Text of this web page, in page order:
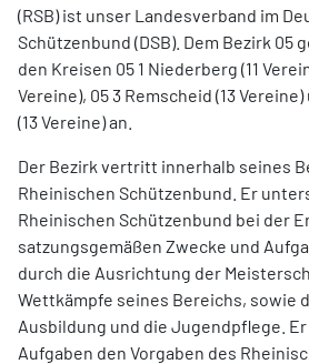
(RSB) ist unser Landesverband im
Schützenbund (DSB). Dem Bezirk 05
den Kreisen 05 1 Niederberg (11
Vereine), 05 3 Remscheid (13
(13Vereine) an.
Der Bezirk vertritt innerhalb seines
Rheinischen Schützenbund. Er
Rheinischen Schützenbund bei der
satzungsgemäßen Zwecke und
durch die Ausrichtung der
Wettkämpfe seines Bereichs, sowie
Ausbildung und die Jugendpflege.
Aufgaben den Vorgaben des